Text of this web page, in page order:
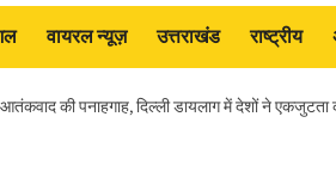
वायरल न्यूज़ उत्तराखंड राष्ट्रीय
की पनाहगाह, दिल्ली डायलाग में देशों ने एकजुटता